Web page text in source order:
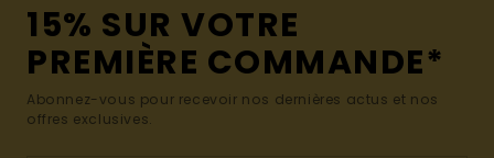
15% SUR VOTRE
PREMIÈRE COMMANDE*
Abonnez-vous pour recevoir nos dernières actus et nos
offres exclusives.